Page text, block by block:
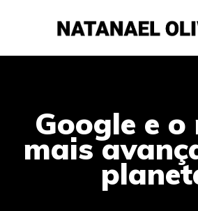
Google e
mais